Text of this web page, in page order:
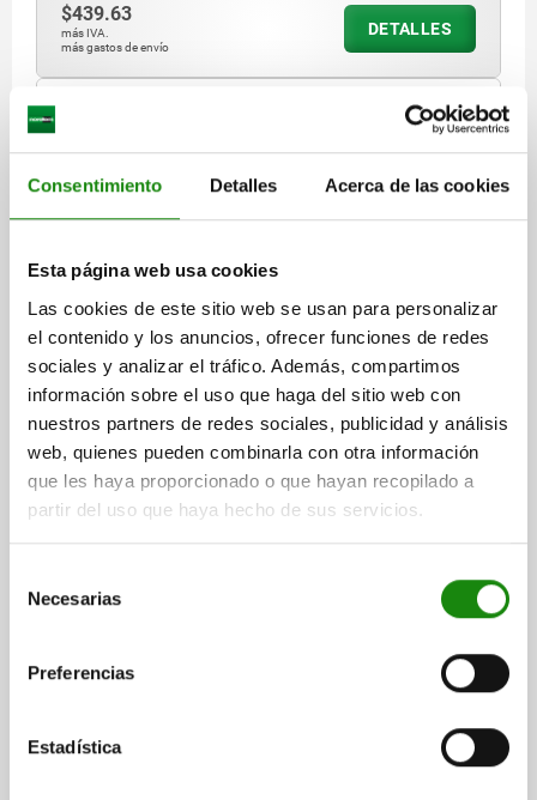
Consentimiento Detalles Acerca de las cookies
Esta página web usa cookies
Las cookies de este sitio web se usan para personalizar
el contenido y los anuncios, ofrecer funciones de redes
sociales y analizar el tráfico. Además, compartimos
información sobre el uso que haga del sitio web con
nuestros partners de redes sociales, publicidad y análisis
web, quienes pueden combinarla con otra información
que les haya proporcionado o que hayan recopilado a
partir del uso que haya hecho de sus servicios.
Necesarias
Preferencias
Estadística
$439.63
más IVA.
más gastos de envío
DETALLES
EMPUÑADURA DE TUBO, A=400, L=424, D=M08x20,
H=55, FORMA:A, ALUMINIO NATURAL PULIDO Y
ANODIZADO, COMP:TERMOPLÁSTICO NEGRO
SUPERFICIE CUERPO DE BASE=PULIDO Y ANODIZADO
DISTANCIA ENTRE LAS PERFORAC=400
B1=20X2
PERFORACIÓN DE FIJACIÓN=M8X20
H=55
LONGITUD=424
CAPACIDAD DE CARGA N=500
$464.92
DETALLES